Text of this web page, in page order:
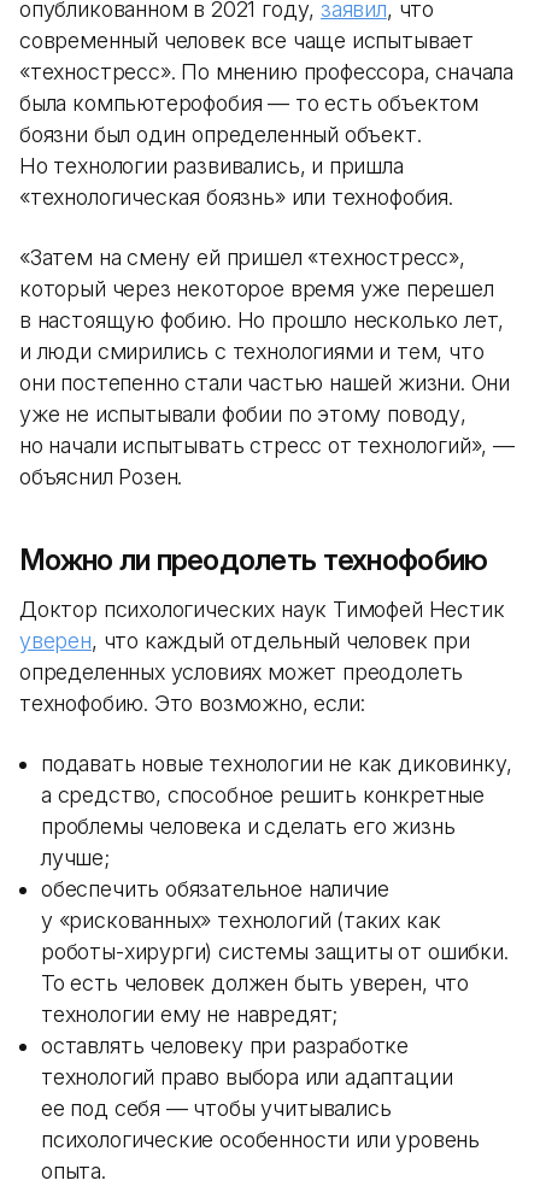
опубликованном в 2021 году, заявил, что
современный человек все чаще испытывает
«техностресс». По мнению профессора, сначала
была компьютерофобия — то есть объектом
боязни был один определенный объект.
Но технологии развивались, и пришла
«технологическая боязнь» или технофобия.
«Затем на смену ей пришел «техностресс»,
который через некоторое время уже перешел
в настоящую фобию. Но прошло несколько лет,
и люди смирились с технологиями и тем, что
они постепенно стали частью нашей жизни. Они
уже не испытывали фобии по этому поводу,
но начали испытывать стресс от технологий», —
объяснил Розен.
Можно ли преодолеть технофобию
Доктор психологических наук Тимофей Нестик
уверен, что каждый отдельный человек при
определенных условиях может преодолеть
технофобию. Это возможно, если:
подавать новые технологии не как диковинку,
а средство, способное решить конкретные
проблемы человека и сделать его жизнь
лучше;
обеспечить обязательное наличие
у «рискованных» технологий (таких как
роботы-хирурги) системы защиты от ошибки.
То есть человек должен быть уверен, что
технологии ему не навредят;
оставлять человеку при разработке
технологий право выбора или адаптации
ее под себя — чтобы учитывались
психологические особенности или уровень
опыта.